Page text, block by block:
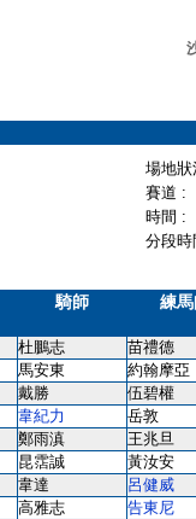
場地
賽道 :
時間 :
分段
騎師 練
杜鵬志 苗禮德
馬安東 約翰摩亞
戴勝 伍碧權
韋紀力 岳敦
鄭雨滇 王兆旦
昆霑誠 黃汝安
韋達 呂健威
高雅志 告東尼